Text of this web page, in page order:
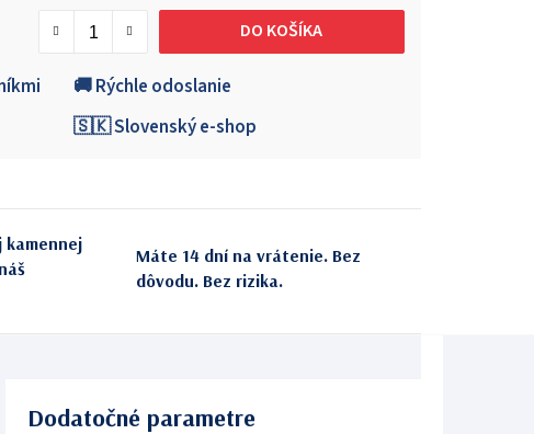
DO KOŠÍKA
🚚 Rýchle odoslanie
🇸🇰 Slovenský e-shop
kamennej
Máte 14 dní na vrátenie. Bez
dôvodu. Bez rizika.
Dodatočné parametre